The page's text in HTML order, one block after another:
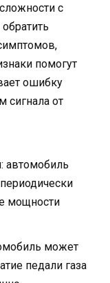
с
помогут
ошибку
сигнала от
автомобиль
мощности
может
педали газа